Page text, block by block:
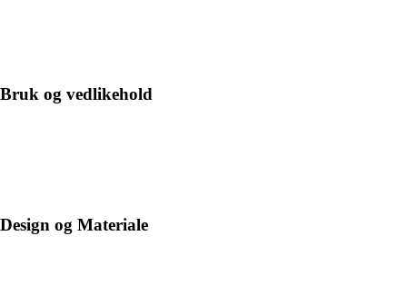
Bruk og vedlikehold
Design og Materiale